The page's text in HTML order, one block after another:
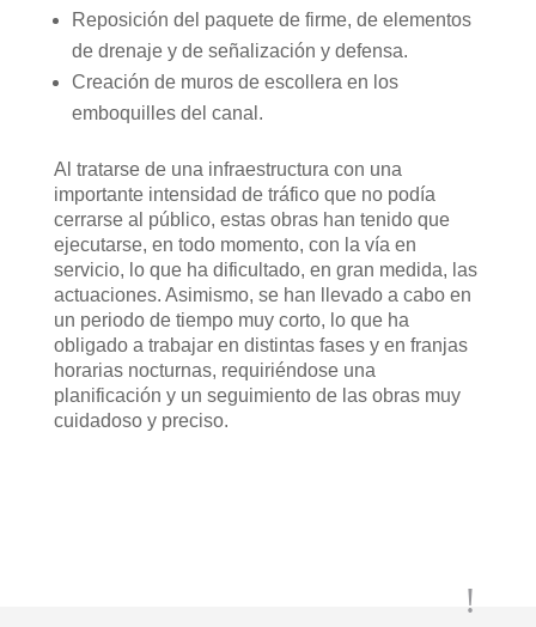
Reposición del paquete de firme, de elementos
de drenaje y de señalización y defensa.
Creación de muros de escollera en los
emboquilles del canal.
Al tratarse de una infraestructura con una
importante intensidad de tráfico que no podía
cerrarse al público, estas obras han tenido que
ejecutarse, en todo momento, con la vía en
servicio, lo que ha dificultado, en gran medida, las
actuaciones. Asimismo, se han llevado a cabo en
un periodo de tiempo muy corto, lo que ha
obligado a trabajar en distintas fases y en franjas
horarias nocturnas, requiriéndose una
planificación y un seguimiento de las obras muy
cuidadoso y preciso.